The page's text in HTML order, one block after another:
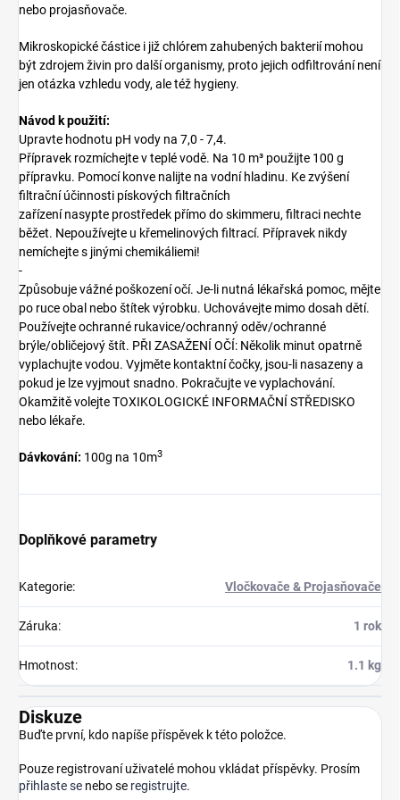
nebo projasňovače.
Mikroskopické částice i již chlórem zahubených bakterií mohou
být zdrojem živin pro další organismy, proto jejich odfiltrování není
jen otázka vzhledu vody, ale též hygieny.
Návod k použití:
Upravte hodnotu pH vody na 7,0 - 7,4.
Přípravek rozmíchejte v teplé vodě. Na 10 m³ použijte 100 g
přípravku. Pomocí konve nalijte na vodní hladinu. Ke zvýšení
filtrační účinnosti pískových filtračních
zařízení nasypte prostředek přímo do skimmeru, filtraci nechte
běžet. Nepoužívejte u křemelinových filtrací. Přípravek nikdy
nemíchejte s jinými chemikáliemi!
-
Způsobuje vážné poškození očí. Je-li nutná lékařská pomoc, mějte
po ruce obal nebo štítek výrobku. Uchovávejte mimo dosah dětí.
Používejte ochranné rukavice/ochranný oděv/ochranné
brýle/obličejový štít. PŘI ZASAŽENÍ OČÍ: Několik minut opatrně
vyplachujte vodou. Vyjměte kontaktní čočky, jsou-li nasazeny a
pokud je lze vyjmout snadno. Pokračujte ve vyplachování.
Okamžitě volejte TOXIKOLOGICKÉ INFORMAČNÍ STŘEDISKO
nebo lékaře.
Dávkování: 100g na 10m3
Doplňkové parametry
Kategorie: Vločkovače & Projasňovače
Záruka: 1 rok
Hmotnost: 1.1 kg
Diskuze
Buďte první, kdo napíše příspěvek k této položce.
Pouze registrovaní uživatelé mohou vkládat příspěvky. Prosím
přihlaste se nebo se registrujte.